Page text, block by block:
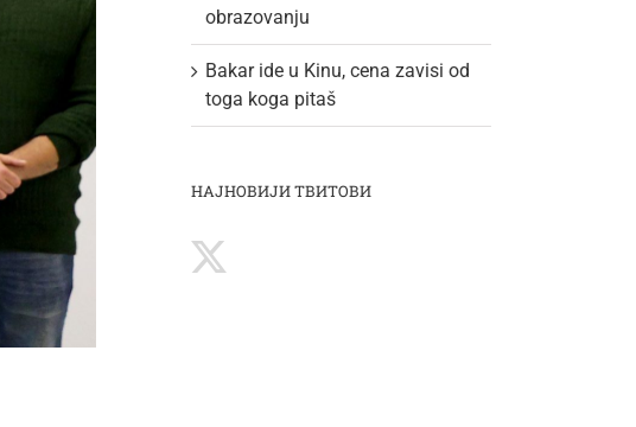
obrazovanju
Bakar ide u Kinu, cena zavisi od
toga koga pitaš
НАЈНОВИЈИ ТВИТОВИ